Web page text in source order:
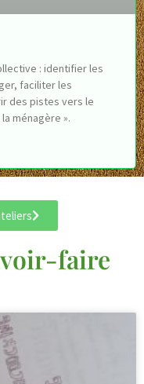
: identifier les
faciliter les
des pistes vers le
ménagère ».
faire